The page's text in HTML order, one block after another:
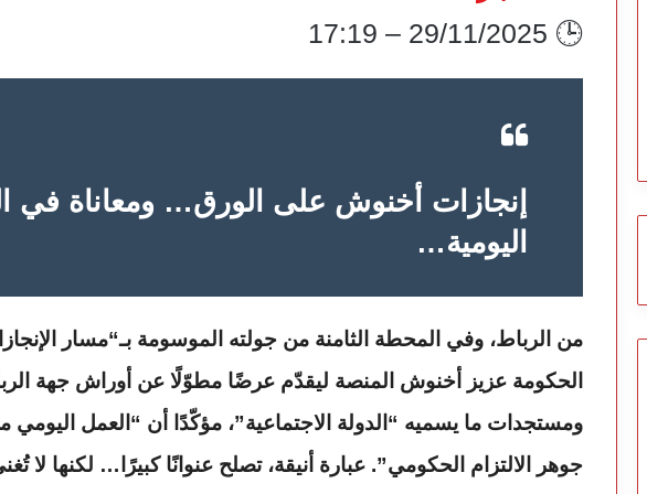
🕒 29/11/2025 – 17:19
إنجازات أخنوش على الورق… ومعاناة في
اليومية…
من الرباط، وفي المحطة الثامنة من جولته الموسومة بـ“مسار الإنجازات”، اعتلى رئيس
الحكومة عزيز أخنوش المنصة ليقدّم عرضًا مطوّلًا عن أوراش جهة
ومستجدات ما يسميه “الدولة الاجتماعية”، مؤكّدًا أن “العمل
جوهر الالتزام الحكومي”. عبارة أنيقة، تصلح عنوانًا كبيرًا… لكنها لا